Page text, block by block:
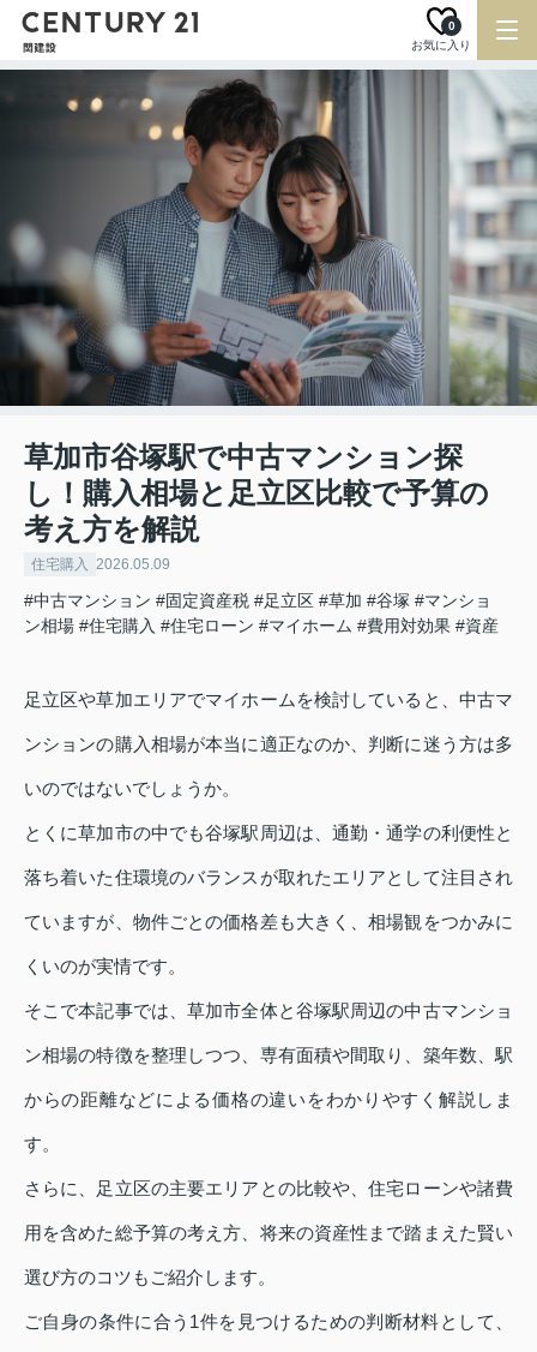
お気に入り
0
草加市谷塚駅で中古マンション探
し！購入相場と足立区比較で予算の
考え方を解説
住宅購入 2026.05.09
#中古マンション #固定資産税 #足立区 #草加 #谷塚 #マンショ
ン相場 #住宅購入 #住宅ローン #マイホーム #費用対効果 #資産
足立区や草加エリアでマイホームを検討していると、中古マ
ンションの購入相場が本当に適正なのか、判断に迷う方は多
いのではないでしょうか。
とくに草加市の中でも谷塚駅周辺は、通勤・通学の利便性と
落ち着いた住環境のバランスが取れたエリアとして注目され
ていますが、物件ごとの価格差も大きく、相場観をつかみに
くいのが実情です。
そこで本記事では、草加市全体と谷塚駅周辺の中古マンショ
ン相場の特徴を整理しつつ、専有面積や間取り、築年数、駅
からの距離などによる価格の違いをわかりやすく解説しま
す。
さらに、足立区の主要エリアとの比較や、住宅ローンや諸費
用を含めた総予算の考え方、将来の資産性まで踏まえた賢い
選び方のコツもご紹介します。
ご自身の条件に合う1件を見つけるための判断材料として、